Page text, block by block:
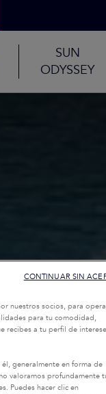
SUN
ODYSSEY
nuestros socios, para
para tu comodidad,
recibes a tu perfil de
generalmente en forma de
valoramos profundamente
Puedes hacer clic en
CONTINUAR SIN